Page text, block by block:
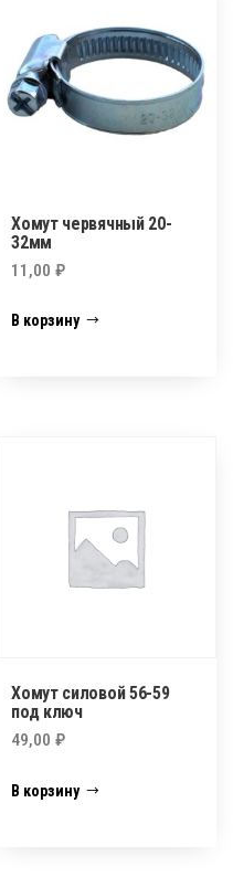
Хомут червячный 20-
32мм
11,00₽
В корзину
Хомут силовой 56-59
под ключ
49,00₽
В корзину